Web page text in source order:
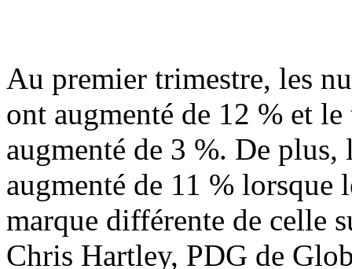
Au premier trimestre, les
ont augmenté de 12 % et
augmenté de 3 %. De
augmenté de 11 % lorsque
marque différente de celle
Chris Hartley, PDG de